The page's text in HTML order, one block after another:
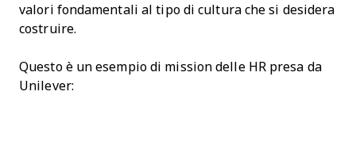
valori fondamentali al tipo di cultura che si desidera
costruire.
Questo è un esempio di mission delle HR presa da
Unilever: